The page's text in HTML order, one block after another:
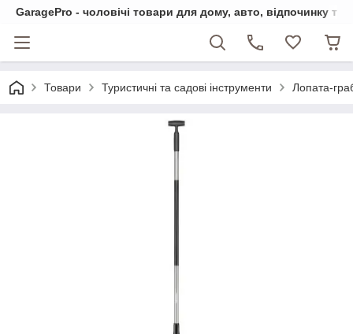
GaragePro - чоловічі товари для дому, авто, відпочинку та
Товари Туристичні та садові інструменти Лопата-